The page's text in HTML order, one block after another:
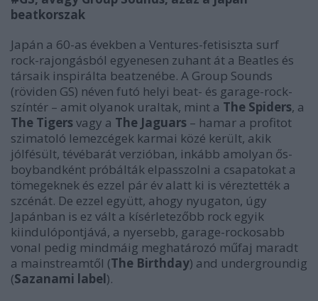
beatkorszak
Japán a 60-as években a Ventures-fetisiszta surf
rock-rajongásból egyenesen zuhant át a Beatles és
társaik inspirálta beatzenébe. A Group Sounds
(röviden GS) néven futó helyi beat- és garage-rock-
színtér – amit olyanok uraltak, mint a The Spiders, a
The Tigersvagy a The Jaguars – hamar a profitot
szimatoló lemezcégek karmai közé került, akik
jólfésült, tévébarát verzióban, inkább amolyan ős-
boybandként próbálták elpasszolni a csapatokat a
tömegeknek és ezzel pár év alatt ki is véreztették a
szcénát. De ezzel együtt, ahogy nyugaton, úgy
Japánban is ez vált a kísérletezőbb rock egyik
kiindulópontjává, a nyersebb, garage-rockosabb
vonal pedig mindmáig meghatározó műfaj maradt
a mainstreamtől (The Birthday) and undergroundig
(Sazanami label).